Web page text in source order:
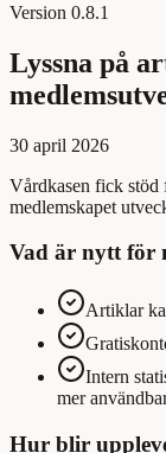
Version 0.8.1
Lyssna på
30 april 2026
Vårdkasen fick stöd
medlemskapet
Vad är nytt för
Artiklar
Intern
mer
Hur blir